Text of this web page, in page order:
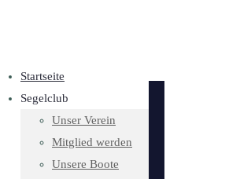
Startseite
Segelclub
Unser Verein
Mitglied werden
Unsere Boote